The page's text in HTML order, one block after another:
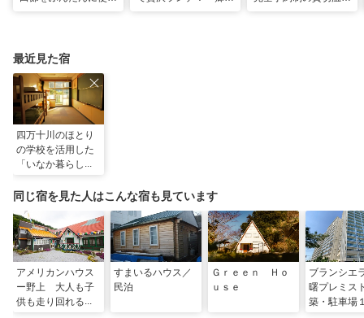
最近見た宿
四万十川のほとり
の学校を活用した
「いなか暮らし体
なかパイプ ドミ
トリー５４６ ＾
同じ宿を見た人はこんな宿も見ています
アメリカンハウス
ー野上 大人も子
供も走り回れる施
すまいるハウス／
民泊
Ｇｒｅｅｎ Ｈｏ
ｕｓｅ
ブランシエ
曙プレミス
築・駐車場